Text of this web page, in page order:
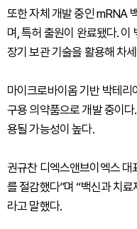
또한 자체 개발 중인 mRNA
며, 특허 출원이 완료됐다. 이
장기 보관 기술을 활용해 차
마이크로바이옴 기반 박테리
구용 의약품으로 개발 중이
용될 가능성이 높다.
권규찬 디엑스앤브이엑스 대
를 절감했다”며 “백신과 치
라고 말했다.